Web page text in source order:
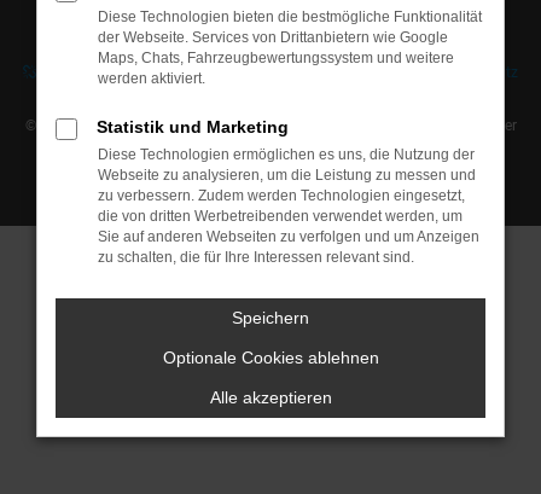
Vertrag kündigen Vertrag widerrufen
Datenschutz
© 2026 Onlineshop für Neuwagen und junge Gebrauchtwagen | Traunreuter
Straße 16 | DE-93073 Neutraubling | info@audaris.de |Webdesign by
audaris.de
Diese Technologien bieten die bestmögliche Funktionalität
der Webseite. Services von Drittanbietern wie Google
Maps, Chats, Fahrzeugbewertungssystem und weitere
werden aktiviert.
Statistik und Marketing
Diese Technologien ermöglichen es uns, die Nutzung der
Webseite zu analysieren, um die Leistung zu messen und
zu verbessern. Zudem werden Technologien eingesetzt,
die von dritten Werbetreibenden verwendet werden, um
Sie auf anderen Webseiten zu verfolgen und um Anzeigen
zu schalten, die für Ihre Interessen relevant sind.
Speichern
Optionale Cookies ablehnen
Alle akzeptieren